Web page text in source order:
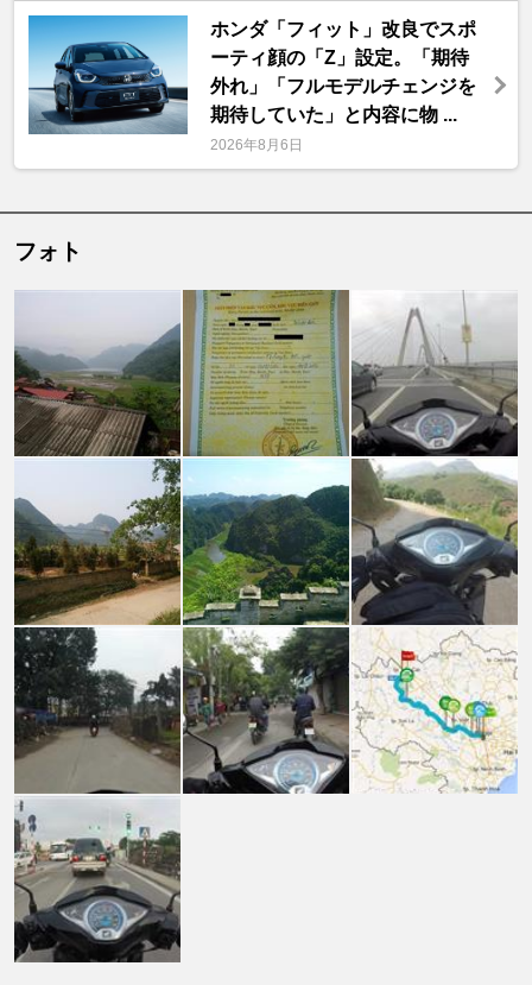
ホンダ「フィット」改良でスポ
ーティ顔の「Z」設定。「期待
外れ」「フルモデルチェンジを
期待していた」と内容に物 ...
2026年8月6日
フォト